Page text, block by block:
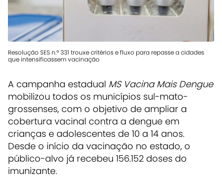
Resolução SES n.º 331 trouxe critérios e fluxo para repasse a cidades
que intensificassem vacinação
A campanha estadual MS Vacina Mais Dengue
mobilizou todos os municípios sul-mato-
grossenses, com o objetivo de ampliar a
cobertura vacinal contra a dengue em
crianças e adolescentes de 10 a 14 anos.
Desde o início da vacinação no estado, o
público-alvo já recebeu 156.152 doses do
imunizante.